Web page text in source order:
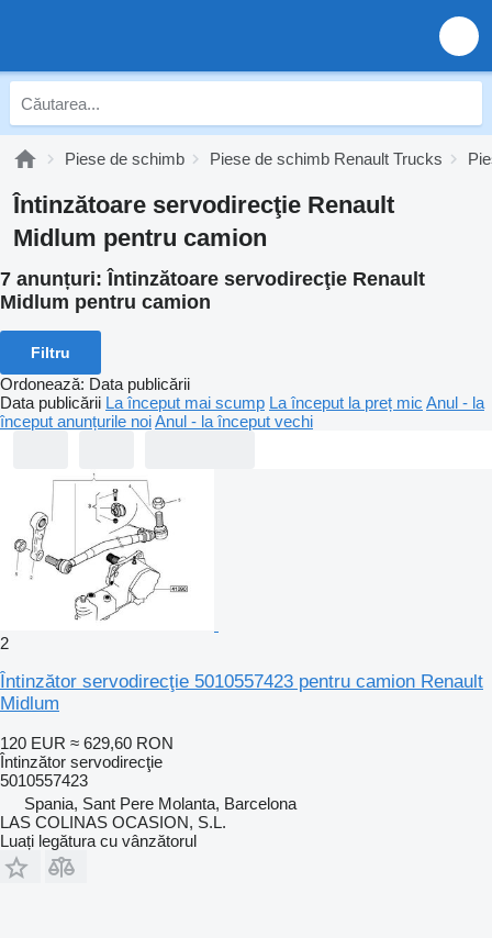
Piese de schimb Piese de schimb Renault Trucks
Întinzătoare servodirecţie Renault
Midlum pentru camion
7 anunțuri: Întinzătoare servodirecţie Renault
Midlum pentru camion
Filtru
Ordonează: Data publicării
Data publicării La început mai scump La început la preț mic Anul - la
început anunțurile noiAnul - la început vechi
2
Întinzător servodirecţie 5010557423 pentru camion Renault
Midlum
120 EUR ≈ 629,60 RON
Întinzător servodirecţie
5010557423
Spania, Sant Pere Molanta, Barcelona
LAS COLINAS OCASION, S.L.
Luați legătura cu vânzătorul